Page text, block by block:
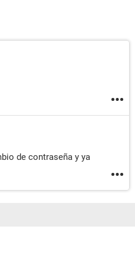
de contraseña y ya